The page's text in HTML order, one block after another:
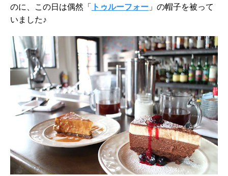
のに、この日は偶然「
トゥルーフォー 」の帽子を被って
いました♪